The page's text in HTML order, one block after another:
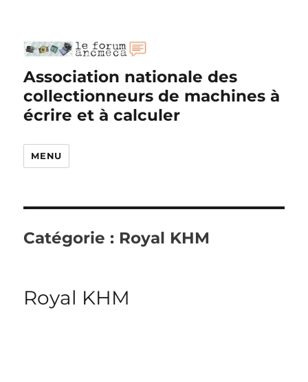
Association nationale des
collectionneurs de machines à
écrire et à calculer
MENU
Catégorie : Royal KHM
Royal KHM